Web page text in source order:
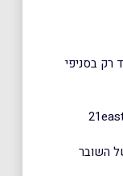
רק בסניפי
השובר